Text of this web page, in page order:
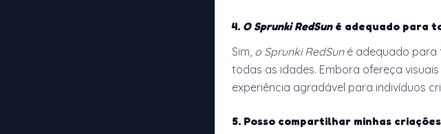
4. O Sprunki RedSuné adequado para
Sim, o Sprunki RedSuné adequado para
todas as idades. Embora ofereça
experiência agradável para indivíduos
5. Posso compartilhar minhas